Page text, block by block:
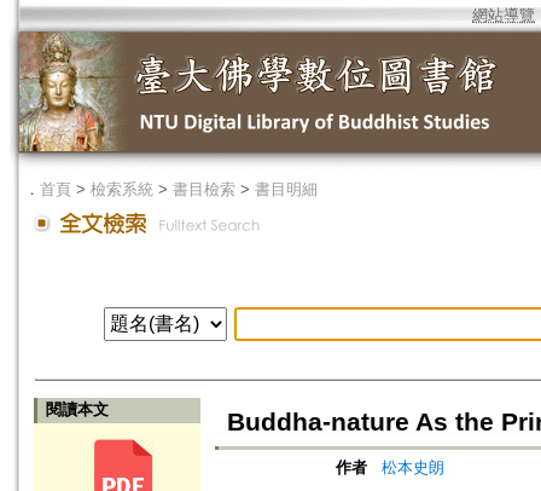
網站導覽
． 首頁 > 檢索系統 > 書目檢索 > 書目明細
閱讀本文 Buddha-nature As the
作者
松本史朗